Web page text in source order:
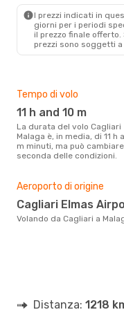
Vueling1 Scalo
AGP- CAG
I prezzi indicati in
giorni per i periodi
il ​​prezzo finale
prezzi sono soggetti
Tempo di volo
11 h and 10 m
La durata del volo Cagliari
Malaga è, in media, di 11 h
m minuti, ma può
seconda delle condizioni.
Aeroporto di origine
Cagliari Elmas
Volando da Cagliari a
Distanza: 1218